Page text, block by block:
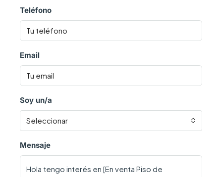
Teléfono
Email
Soy un/a
Seleccionar
Mensaje